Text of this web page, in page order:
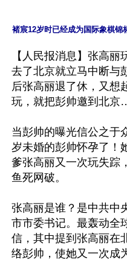
褚宸12岁时已经成为国际象棋锦
【人民报消息】张高丽
去了北京就立马中断与
后张高丽退了休，又想
玩，就把彭帅邀到北京
当彭帅的曝光信公之于
岁未婚的彭帅怀孕了！
爹张高丽又一次玩失踪
鱼死网破。
张高丽是谁？是中共中
市市委书记。最轰动全
信，其中提到张高丽在
络彭帅，使她又一次成